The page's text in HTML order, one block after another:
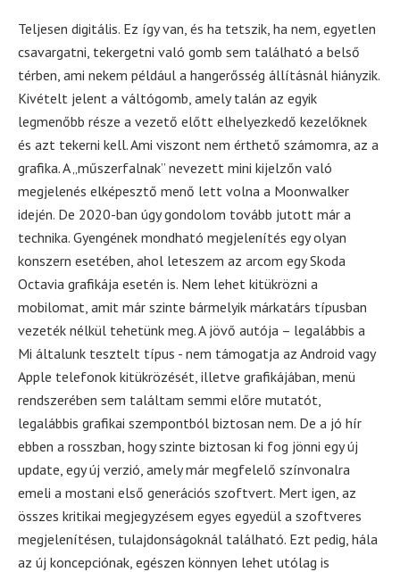
Teljesen digitális. Ez így van, és ha tetszik, ha nem, egyetlen
csavargatni, tekergetni való gomb sem található a belső
térben, ami nekem például a hangerősség állításnál hiányzik.
Kivételt jelent a váltógomb, amely talán az egyik
legmenőbb része a vezető előtt elhelyezkedő kezelőknek
és azt tekerni kell. Ami viszont nem érthető számomra, az a
grafika. A „műszerfalnak” nevezett mini kijelzőn való
megjelenés elképesztő menő lett volna a Moonwalker
idején. De 2020-ban úgy gondolom tovább jutott már a
technika. Gyengének mondható megjelenítés egy olyan
konszern esetében, ahol leteszem az arcom egy Skoda
Octavia grafikája esetén is. Nem lehet kitükrözni a
mobilomat, amit már szinte bármelyik márkatárs típusban
vezeték nélkül tehetünk meg. A jövő autója – legalábbis a
Mi általunk tesztelt típus - nem támogatja az Android vagy
Apple telefonok kitükrözését, illetve grafikájában, menü
rendszerében sem találtam semmi előre mutatót,
legalábbis grafikai szempontból biztosan nem. De a jó hír
ebben a rosszban, hogy szinte biztosan ki fog jönni egy új
update, egy új verzió, amely már megfelelő színvonalra
emeli a mostani első generációs szoftvert. Mert igen, az
összes kritikai megjegyzésem egyes egyedül a szoftveres
megjelenítésen, tulajdonságoknál található. Ezt pedig, hála
az új koncepciónak, egészen könnyen lehet utólag is